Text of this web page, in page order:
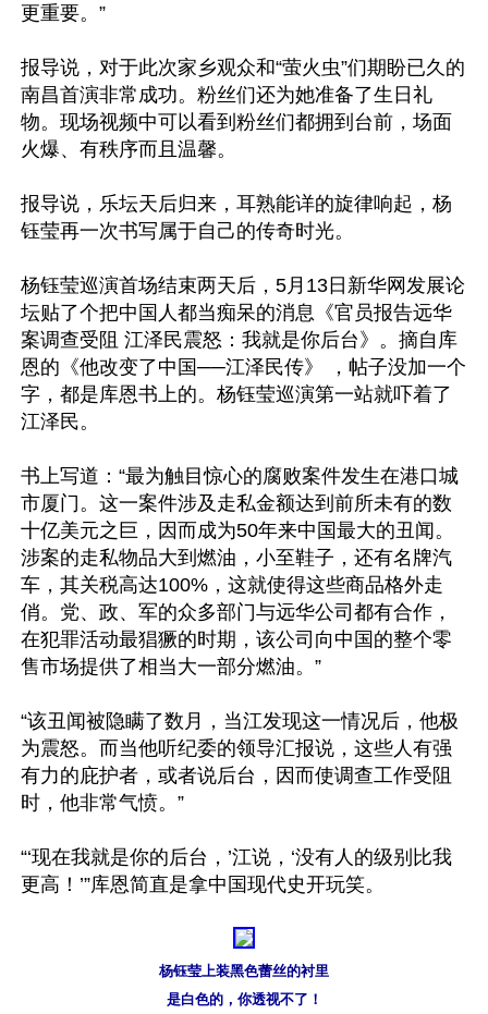
更重要。”
报导说，对于此次家乡观众和“萤火虫”们期盼已久的
南昌首演非常成功。粉丝们还为她准备了生日礼
物。现场视频中可以看到粉丝们都拥到台前，场面
火爆、有秩序而且温馨。
报导说，乐坛天后归来，耳熟能详的旋律响起，杨
钰莹再一次书写属于自己的传奇时光。
杨钰莹巡演首场结束两天后，5月13日新华网发展论
坛贴了个把中国人都当痴呆的消息《官员报告远华
案调查受阻 江泽民震怒：我就是你后台》。摘自库
恩的《他改变了中国──江泽民传》 ，帖子没加一个
字，都是库恩书上的。杨钰莹巡演第一站就吓着了
江泽民。
书上写道：“最为触目惊心的腐败案件发生在港口城
市厦门。这一案件涉及走私金额达到前所未有的数
十亿美元之巨，因而成为50年来中国最大的丑闻。
涉案的走私物品大到燃油，小至鞋子，还有名牌汽
车，其关税高达100%，这就使得这些商品格外走
俏。党、政、军的众多部门与远华公司都有合作，
在犯罪活动最猖獗的时期，该公司向中国的整个零
售市场提供了相当大一部分燃油。”
“该丑闻被隐瞒了数月，当江发现这一情况后，他极
为震怒。而当他听纪委的领导汇报说，这些人有强
有力的庇护者，或者说后台，因而使调查工作受阻
时，他非常气愤。”
“‘现在我就是你的后台，’江说，‘没有人的级别比我
更高！’”库恩简直是拿中国现代史开玩笑。
杨钰莹上装黑色蕾丝的衬里
是白色的，你透视不了！